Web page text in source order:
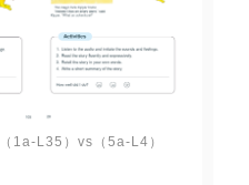
1a-L35）vs（5a-L4）